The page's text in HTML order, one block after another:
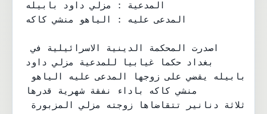
المدعية : مزلي داود بابيله
المدعى عليه : الياهو منشي كاكه
اصدرت المحكمة الدينية الاسرائيلية في
بغداد حكما غيابيا للمدعية مزلي داود
منشي كاكه باداء نفقة شهرية قدرها